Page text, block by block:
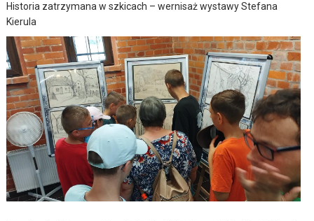
Historia zatrzymana w szkicach – wernisaż wystawy Stefana
Kierula